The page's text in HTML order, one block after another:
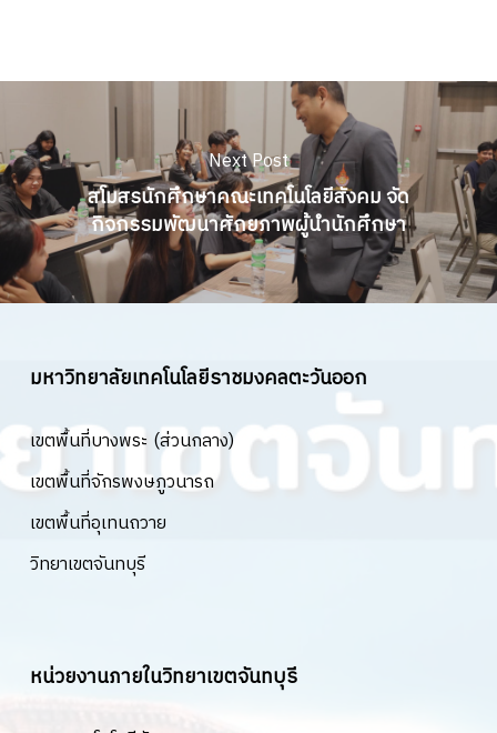
Next Post
สโมสรนักศึกษาคณะเทคโนโลยีสังคม จัด
กิจกรรมพัฒนาศักยภาพผู้นำนักศึกษา
มหาวิทยาลัยเทคโนโลยีราชมงคลตะวันออก
เขตพื้นที่บางพระ (ส่วนกลาง)
เขตพื้นที่จักรพงษภูวนารถ
เขตพื้นที่อุเทนถวาย
วิทยาเขตจันทบุรี
หน่วยงานภายในวิทยาเขตจันทบุรี